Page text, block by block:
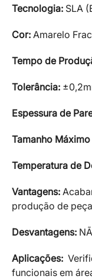
Tecnologia: SLA
Cor: Amarelo
Tempo de
Tolerância:
Espessura de
Tamanho
Temperatura de
Vantagens:
produção de
Desvantagens:
Aplicações:
funcionais em